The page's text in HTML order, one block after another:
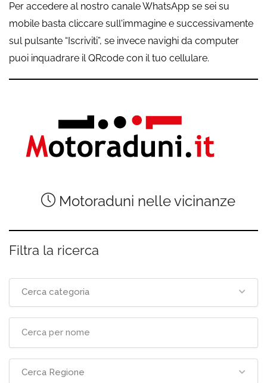
Per accedere al nostro canale WhatsApp se sei su
mobile basta cliccare sull'immagine e successivamente
sul pulsante “Iscriviti”, se invece navighi da computer
puoi inquadrare il QRcode con il tuo cellulare.
Motoraduni nelle vicinanze
Filtra la ricerca
Cerca categoria
Cerca Regione